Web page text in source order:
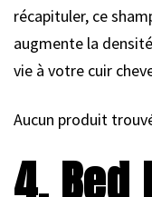
récapituler, ce
augmente la
vie à votre cuir
Aucun produit
4. Bed